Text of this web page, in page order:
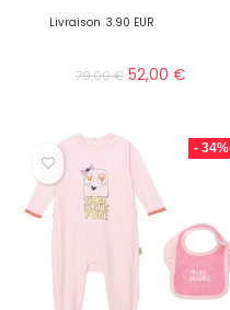
Livraison 3.90 EUR
79,00€ 52,00 €
- 34%